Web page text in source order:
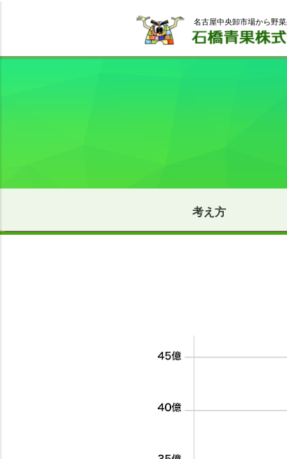
名古屋中央卸市場から野
考え方